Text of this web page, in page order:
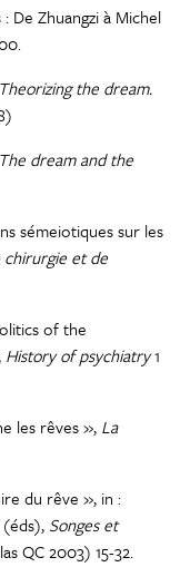
De Zhuangzi à Michel
Theorizing the dream.
The dream and the
sémeiotiques sur les
chirurgie et de
of the
History of psychiatry1
les rêves », La
du rêve », in :
Songes et
QC 2003) 15-32.